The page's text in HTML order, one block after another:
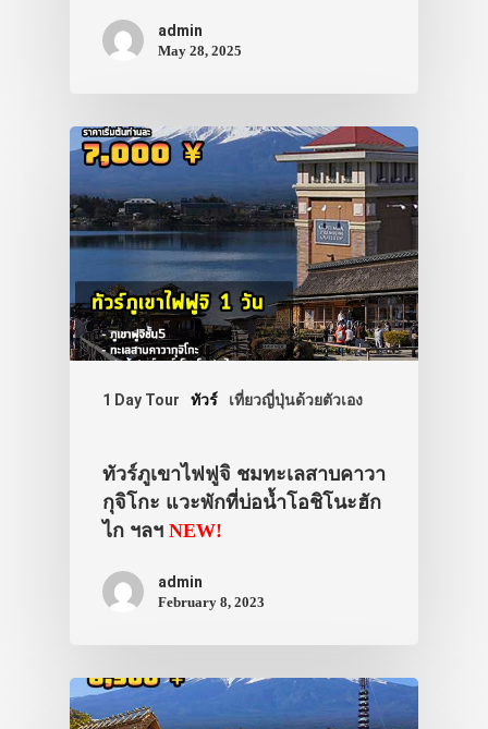
admin
May 28, 2025
1 Day Tour ทัวร์ เที่ยวญี่ปุ่นด้วยตัวเอง
ทัวร์ภูเขาไฟฟูจิ ชมทะเลสาบคาวา
กุจิโกะ แวะพักที่บ่อน้ำโอชิโนะฮัก
ไก ฯลฯ NEW!
admin
February 8, 2023
ทัวร์
ที่พัก
สาระน่ารู้
VIDEO
ภาพประทับใจ